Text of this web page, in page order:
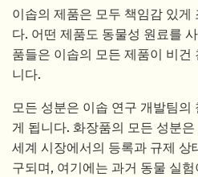
이솝의 제품은 모두 책임감 있게
다. 어떤 제품도 동물성 원료를
품들은 이솝의 모든 제품이 비
니다.
모든 성분은 이솝 연구 개발팀
게 됩니다. 화장품의 모든 성분
세계 시장에서의 등록과 규제 상
구되며, 여기에는 과거 동물 실